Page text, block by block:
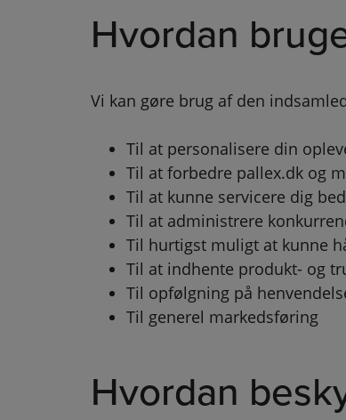
Hvordan
Vi kan gøre brug af den
Til at personalisere din
Til at forbedre pallex.dk og
Til at kunne servicere dig
Til at administrere
Til hurtigst muligt at kunne
Til at indhente produkt- og
Til opfølgning på
Til generel markedsføring
Hvordan